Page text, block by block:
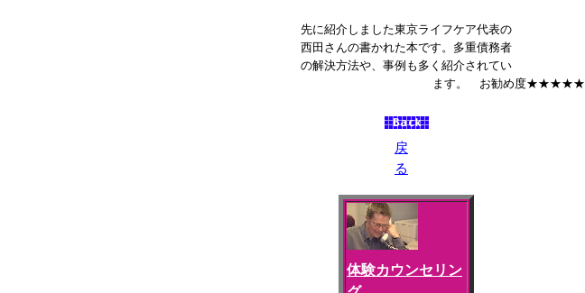
先に紹介しました東京ライフケア代表の
西田さんの書かれた本です。多重債務者
の解決方法や、事例も多く紹介されてい
ます。 お勧め度★★★★★
戻
る
体験カウンセリン